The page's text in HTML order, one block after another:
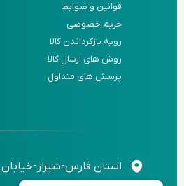
قوانین و ضوابط
حریم خصوصی
رویه بازگرداندن کالا
روش های ارسال کالا
پرسش های متداول
استان فارس-شیراز-